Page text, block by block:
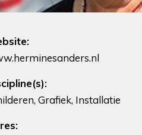
Grafiek, Installatie